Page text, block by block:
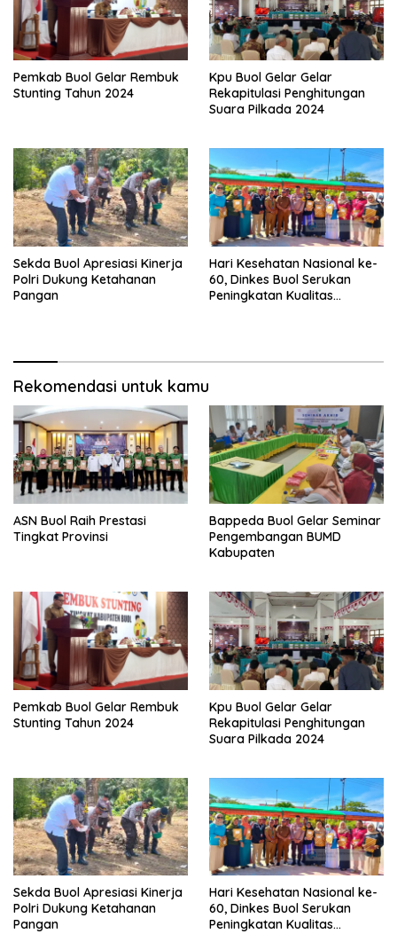
Pemkab Buol Gelar Rembuk
Stunting Tahun 2024
Kpu Buol Gelar Gelar
Rekapitulasi Penghitungan
Suara Pilkada 2024
Sekda Buol Apresiasi Kinerja
Polri Dukung Ketahanan
Pangan
Hari Kesehatan Nasional ke-
60, Dinkes Buol Serukan
Peningkatan Kualitas
Rekomendasi untuk kamu
ASN Buol Raih Prestasi
Tingkat Provinsi
Bappeda Buol Gelar Seminar
Pengembangan BUMD
Kabupaten
Pemkab Buol Gelar Rembuk
Stunting Tahun 2024
Kpu Buol Gelar Gelar
Rekapitulasi Penghitungan
Suara Pilkada 2024
Sekda Buol Apresiasi Kinerja
Polri Dukung Ketahanan
Pangan
Hari Kesehatan Nasional ke-
60, Dinkes Buol Serukan
Peningkatan Kualitas